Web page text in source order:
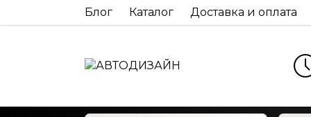
Блог Каталог Доставка и оплата